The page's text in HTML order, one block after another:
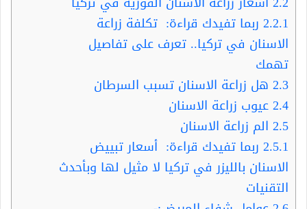
2.2.1 ربما تفيدك قراءة: تكلفة زراعة
الاسنان في تركيا.. تعرف على تفاصيل
تهمك
2.3 هل زراعة الاسنان تسبب السرطان
2.4عيوب زراعة الاسنان
2.5 الم زراعة الاسنان
2.5.1 ربما تفيدك قراءة: أسعار تبييض
الاسنان بالليزر في تركيا لا مثيل لها وبأحدث
التقنيات